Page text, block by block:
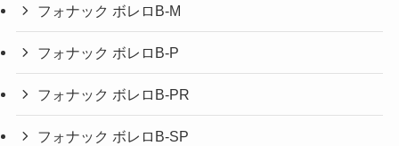
フォナック ボレロB-M
フォナック ボレロB-P
フォナック ボレロB-PR
フォナック ボレロB-SP